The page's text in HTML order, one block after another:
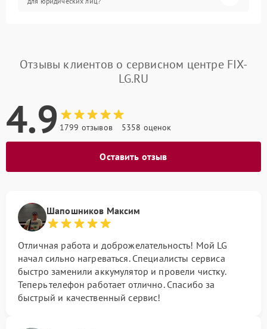
Отзывы клиентов о сервисном центре FIX-
LG.RU
4.9 1799 отзывов 5358 оценок
Оставить отзыв
Шапошников Максим
Отличная работа и доброжелательность! Мой LG
начал сильно нагреваться. Специалисты сервиса
быстро заменили аккумулятор и провели чистку.
Теперь телефон работает отлично. Спасибо за
быстрый и качественный сервис!